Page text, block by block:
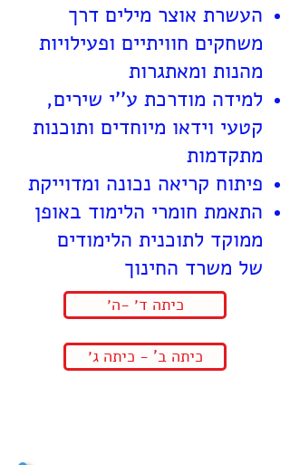
העשרת אוצר מילים דרך
משחקים חוויתיים ופעילויות
מהנות ומאתגרות
למידה מודרכת ע''י שירים,
קטעי וידאו מיוחדים ותוכנות
מתקדמות
פיתוח קריאה נכונה ומדוייקת
התאמת חומרי הלימוד באופן
ממוקד לתוכנית הלימודים
של משרד החינוך
כיתה ד׳ -ה׳
כיתה ב' - כיתה ג׳